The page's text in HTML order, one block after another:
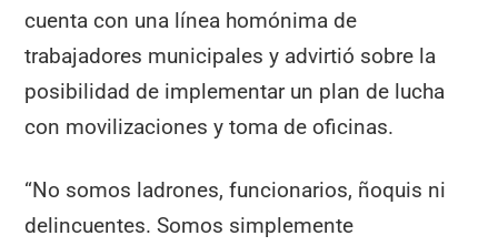
cuenta con una línea homónima de
trabajadores municipales y advirtió sobre la
posibilidad de implementar un plan de lucha
con movilizaciones y toma de oficinas.
“No somos ladrones, funcionarios, ñoquis ni
delincuentes. Somos simplemente